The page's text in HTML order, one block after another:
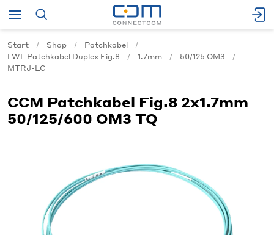
Start Shop
Patchkabel
LWL Patchkabel Duplex Fig.8
1.7mm
50/125 OM3
MTRJ-LC
CCM Patchkabel Fig.8 2x1.7mm
50/125/600 OM3 TQ